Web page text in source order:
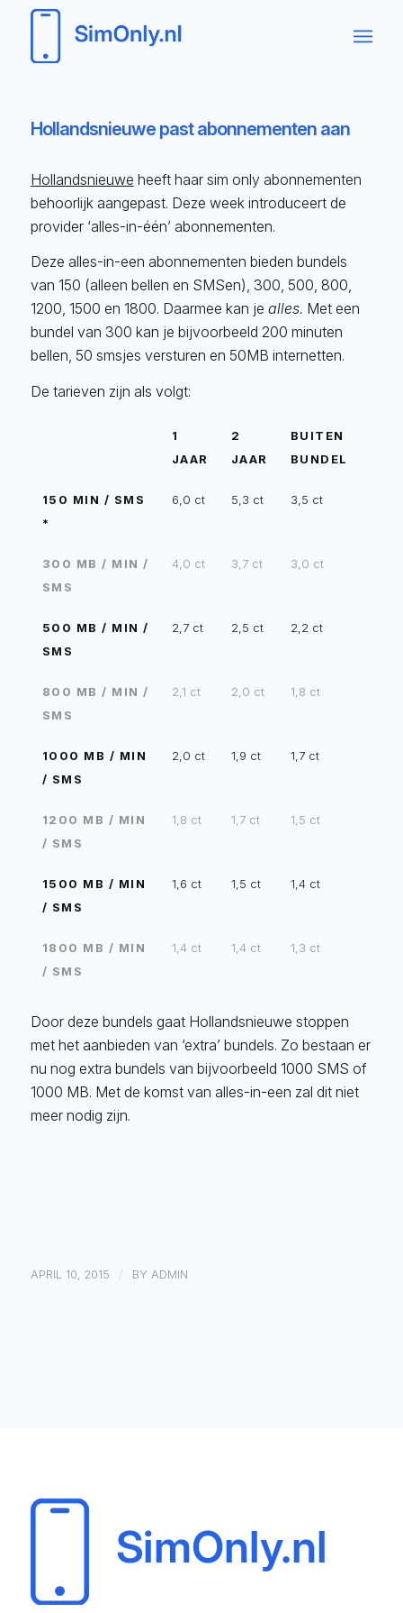
Hollandsnieuwe past abonnementen aan
Hollandsnieuwe heeft haar sim only abonnementen
behoorlijk aangepast. Deze week introduceert de
provider ‘alles-in-één’ abonnementen.
Deze alles-in-een abonnementen bieden bundels
van 150 (alleen bellen en SMSen), 300, 500, 800,
1200, 1500 en 1800. Daarmee kan je alles. Met een
bundel van 300 kan je bijvoorbeeld 200 minuten
bellen, 50 smsjes versturen en 50MB internetten.
De tarieven zijn als volgt:
1
JAAR
2
JAAR
BUITEN
BUNDEL
150 MIN / SMS
*
6,0 ct 5,3 ct 3,5 ct
300 MB / MIN /
SMS
4,0 ct 3,7 ct 3,0 ct
500 MB / MIN /
SMS
2,7 ct 2,5 ct 2,2 ct
800 MB / MIN /
SMS
2,1 ct 2,0 ct 1,8 ct
1000 MB / MIN
/ SMS
2,0 ct 1,9 ct 1,7 ct
1200 MB / MIN
/ SMS
1,8 ct 1,7 ct 1,5 ct
1500 MB / MIN
/ SMS
1,6 ct 1,5 ct 1,4 ct
1800 MB / MIN
/ SMS
1,4 ct 1,4 ct 1,3 ct
Door deze bundels gaat Hollandsnieuwe stoppen
met het aanbieden van ‘extra’ bundels. Zo bestaan er
nu nog extra bundels van bijvoorbeeld 1000 SMS of
1000 MB. Met de komst van alles-in-een zal dit niet
meer nodig zijn.
APRIL 10, 2015 / BY ADMIN